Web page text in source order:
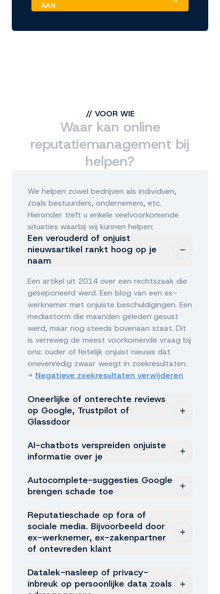
AAN
// VOOR WIE
Waar kan online
reputatiemanagement bij
helpen?
We helpen zowel bedrijven als individuen,
zoals bestuurders, ondernemers, etc.
Hieronder treft u enkele veelvoorkomende
situaties waarbij wij kunnen helpen:
Een verouderd of onjuist
nieuwsartikel rankt hoog op je
naam
Een artikel uit 2014 over een rechtszaak die
geseponeerd werd. Een blog van een ex-
werknemer met onjuiste beschuldigingen. Een
mediastorm die maanden geleden gesust
werd, maar nog steeds bovenaan staat. Dit
is verreweg de meest voorkomende vraag bij
ons: ouder of feitelijk onjuist nieuws dat
onevenredig zwaar weegt in zoekresultaten.
→ Negatieve zoekresultaten verwijderen
Oneerlijke of onterechte reviews
op Google, Trustpilot of
Glassdoor
Een 1-sterrige Google-review van iemand
die nooit klant is geweest. Een Glassdoor-
georkestreerde campagne van negatieve
recensies door een ex-zakenpartner of
aanvechten
AI-chatbots verspreiden onjuiste
informatie over je
ChatGPT noemt een rechtszaak die nooit
heeft plaatsgevonden. Gemini herhaalt een
Perplexity citeert een onbetrouwbare bron
alsof het feit is. →AI-reputatie verbeteren
Autocomplete-suggesties Google
brengen schade toe
Je bedrijfsnaam of persoonsnaam gevolgd
door "fraude", "ontslagen", "scam" of een
andere associatie die nergens op slaat. →
Negatieve zoekresultaten verwijderen
Reputatieschade op fora of
sociale media. Bijvoorbeeld door
ex-werknemer, ex-zakenpartner
of ontevreden klant
Forumposts op Tweakers, FOK of branche-
fora. Negatieve LinkedIn-bijdragen. Een
Datalek-nasleep of privacy-
inbreuk op persoonlijke data zoals